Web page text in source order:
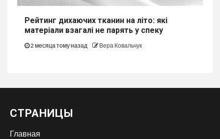
Рейтинг дихаючих тканин на літо: які
матеріали взагалі не парять у спеку
2 месяца тому назад Вера Ковальчук
СТРАНИЦЫ
Главная